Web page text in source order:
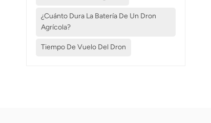
¿Cuánto Dura La Batería De Un Dron
Agrícola?
Tiempo De Vuelo Del Dron